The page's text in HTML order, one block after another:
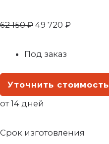
62 150₽ 49 720 ₽
Под заказ
Уточнить стоимость
от 14 дней
Срок изготовления